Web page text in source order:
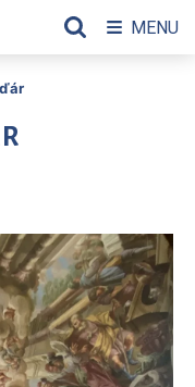
MENU